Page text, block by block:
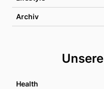
Archiv
Health